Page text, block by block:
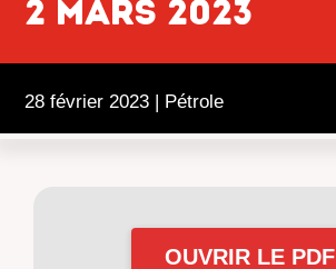
2 mars 2023
28 février 2023 | Pétrole
OUVRIR LE PDF